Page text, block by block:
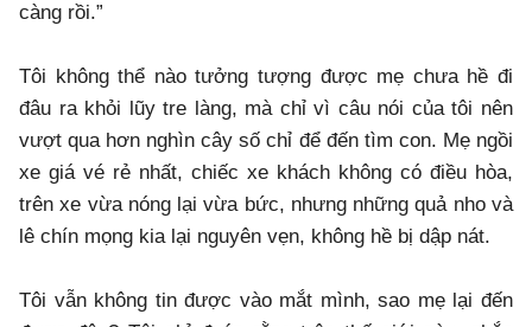
càng rồi.”
Tôi không thể nào tưởng tượng được mẹ chưa hề đi
đâu ra khỏi lũy tre làng, mà chỉ vì câu nói của tôi nên
vượt qua hơn nghìn cây số chỉ để đến tìm con. Mẹ ngồi
xe giá vé rẻ nhất, chiếc xe khách không có điều hòa,
trên xe vừa nóng lại vừa bức, nhưng những quả nho và
lê chín mọng kia lại nguyên vẹn, không hề bị dập nát.
Tôi vẫn không tin được vào mắt mình, sao mẹ lại đến